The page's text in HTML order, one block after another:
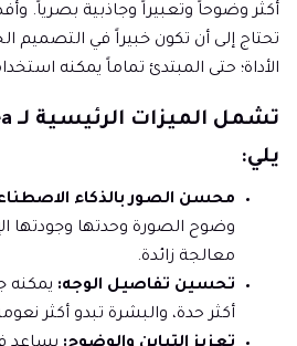
أكثر وضوحاً وتعبيراً وجاذبية بصرياً.
تحتاج إلى أن تكون خبيراً في التصميم
الأداة؛ حتى المبتدئ تماماً يمكنه
يلي:
محسن الصور بالذكاء
وضوح الصورة وحدتها وجودتها
معالجة زائدة.
تحسين تفاصيل الوجه: يمكنه
أكثر حدة، والبشرة تبدو أكثر